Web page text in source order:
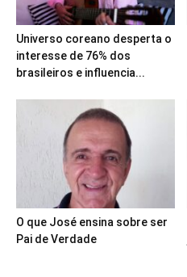
Universo coreano desperta o
interesse de 76% dos
brasileiros e influencia...
O que José ensina sobre ser
Pai de Verdade